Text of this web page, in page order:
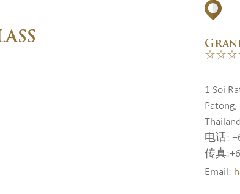
1 Soi
Patong,
电话:
传真
Email: